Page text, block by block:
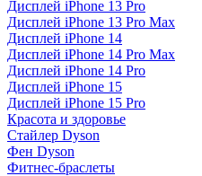
Дисплей iPhone 13 Pro
Дисплей iPhone 13 Pro Max
Дисплей iPhone 14
Дисплей iPhone 14 Pro Max
Дисплей iPhone 14 Pro
Дисплей iPhone 15
Дисплей iPhone 15 Pro
Красота и здоровье
Стайлер Dyson
Фен Dyson
Фитнес-браслеты